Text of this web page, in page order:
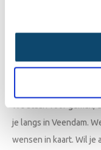
keukenspecialisten
koken. Dat scheelt
Maatwerk in
je langs in Veendam.
wensen in kaart. Wil je